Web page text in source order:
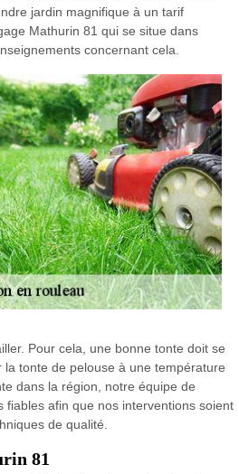
jardin magnifique à un tarif
Mathurin 81 qui se situe dans
concernant cela.
Pour cela, une bonne tonte doit se
tonte de pelouse à une température
dans la région, notre équipe de
afin que nos interventions soient
de qualité.
81